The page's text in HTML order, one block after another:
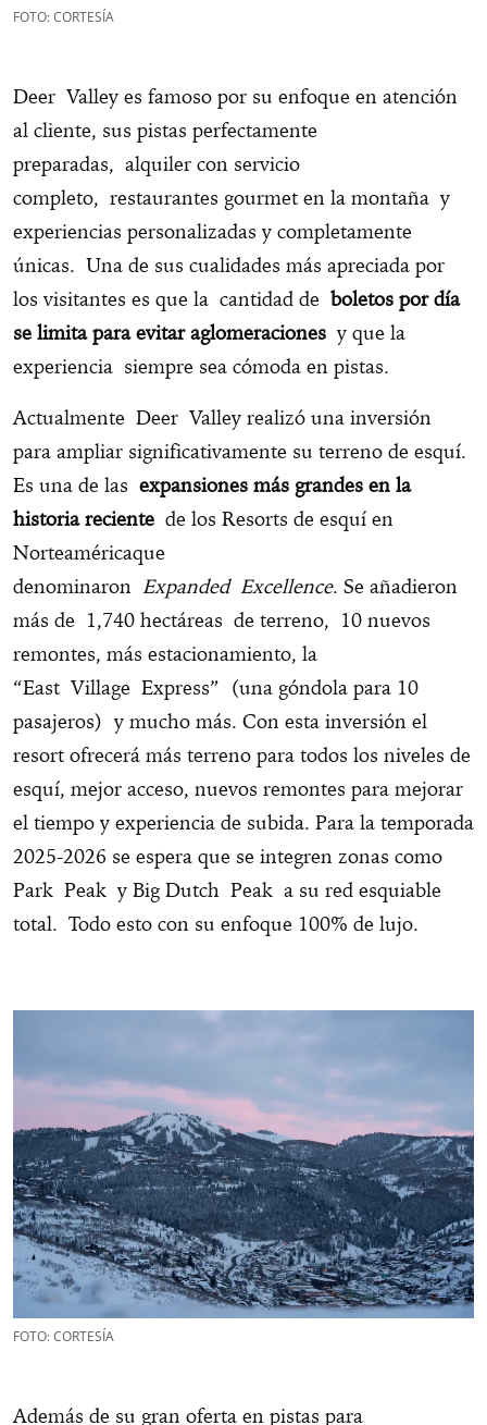
FOTO: CORTESÍA
Deer Valley es famoso por su enfoque en atención
al cliente, sus pistas perfectamente
preparadas, alquiler con servicio
completo, restaurantes gourmet en la montaña y
experiencias personalizadas y completamente
únicas. Una de sus cualidades más apreciada por
los visitantes es que la cantidad de boletos por día
se limita para evitar aglomeraciones y que la
experiencia siempre sea cómoda en pistas.
Actualmente Deer Valley realizó una inversión
para ampliar significativamente su terreno de esquí.
Es una de las expansiones más grandes en la
historia reciente de los Resorts de esquí en
Norteaméricaque
denominaron Expanded Excellence. Se añadieron
más de 1,740 hectáreas de terreno, 10 nuevos
remontes, más estacionamiento, la
“East Village Express” (una góndola para 10
pasajeros) y mucho más. Con esta inversión el
resort ofrecerá más terreno para todos los niveles de
esquí, mejor acceso, nuevos remontes para mejorar
el tiempo y experiencia de subida. Para la temporada
2025-2026 se espera que se integren zonas como
Park Peak y Big Dutch Peak a su red esquiable
total. Todo esto con su enfoque 100% de lujo.
FOTO: CORTESÍA
Además de su gran oferta en pistas para